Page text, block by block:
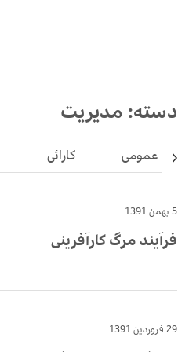
دسته: مدیریت
عمومی کارائی
5 بهمن 1391
فرآیند مرگ کارآفرینی
29 فروردین 1391